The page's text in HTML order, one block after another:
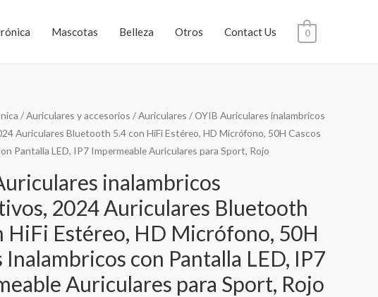
Mascotas Belleza Otros Contact Us 0
/Auriculares y accesorios /Auriculares / OYIB Auriculares inalambricos
Auriculares Bluetooth 5.4 con HiFi Estéreo, HD Micrófono, 50H Cascos
Pantalla LED, IP7 Impermeable Auriculares para Sport, Rojo
inalambricos
2024 Auriculares Bluetooth
HiFi Estéreo, HD Micrófono, 50H
Inalambricos con Pantalla LED, IP7
Auriculares para Sport, Rojo